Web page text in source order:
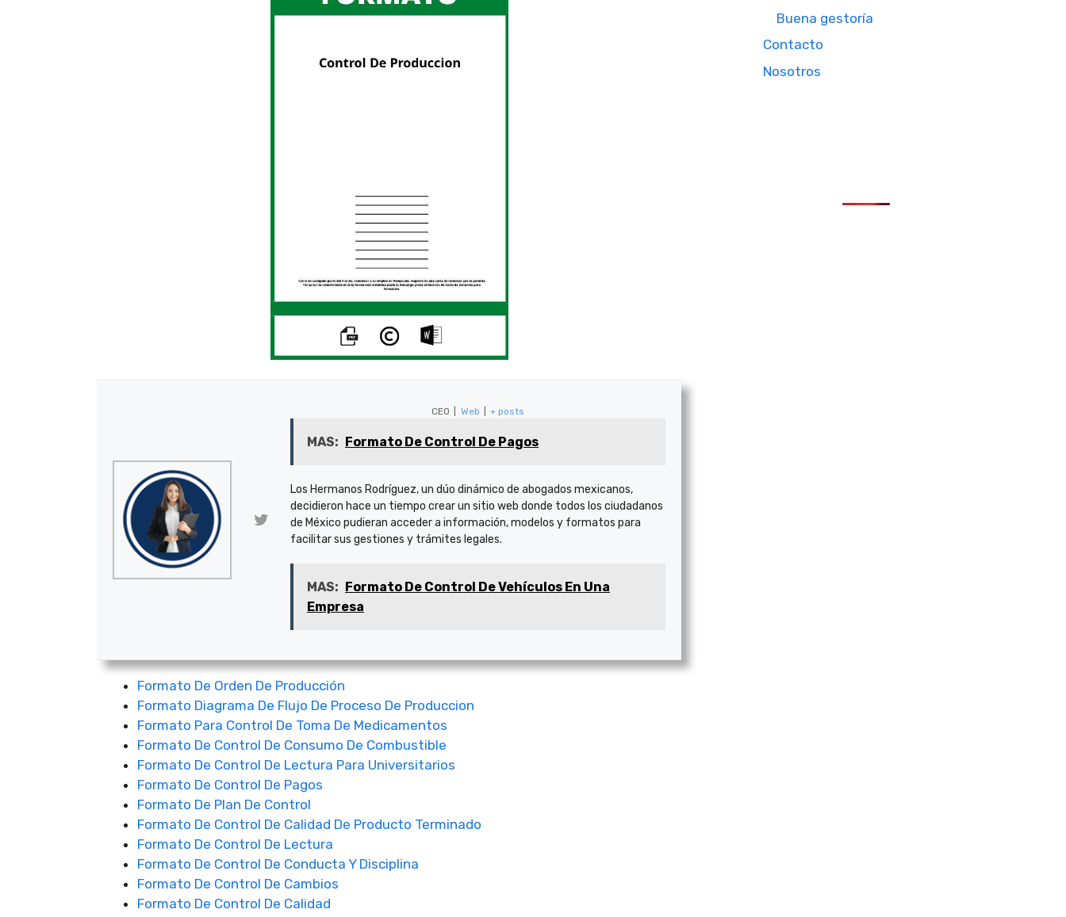
CEO Web + posts
MAS: Formato De Control De Pagos
Los Hermanos Rodríguez, un dúo dinámico de abogados mexicanos,
decidieron hace un tiempo crear un sitio web donde todos los ciudadanos
de México pudieran acceder a información, modelos y formatos para
facilitar sus gestiones y trámites legales.
MAS: Formato De Control De Vehículos En Una
Empresa
Formato De Orden De Producción
Formato Diagrama De Flujo De Proceso De Produccion
Formato Para Control De Toma De Medicamentos
Formato De Control De Consumo De Combustible
Formato De Control De Lectura Para Universitarios
Formato De Control De Pagos
Formato De Plan De Control
Formato De Control De Calidad De Producto Terminado
Formato De Control De Lectura
Formato De Control De Conducta Y Disciplina
Formato De Control De Cambios
Formato De Control De Calidad
Buena gestoría
Contacto
Nosotros